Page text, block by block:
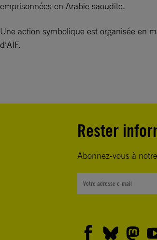
emprisonnées en Arabie saoudite.
Une action symbolique est organisée en
d’AIF.
Rester
Abonnez-vous à